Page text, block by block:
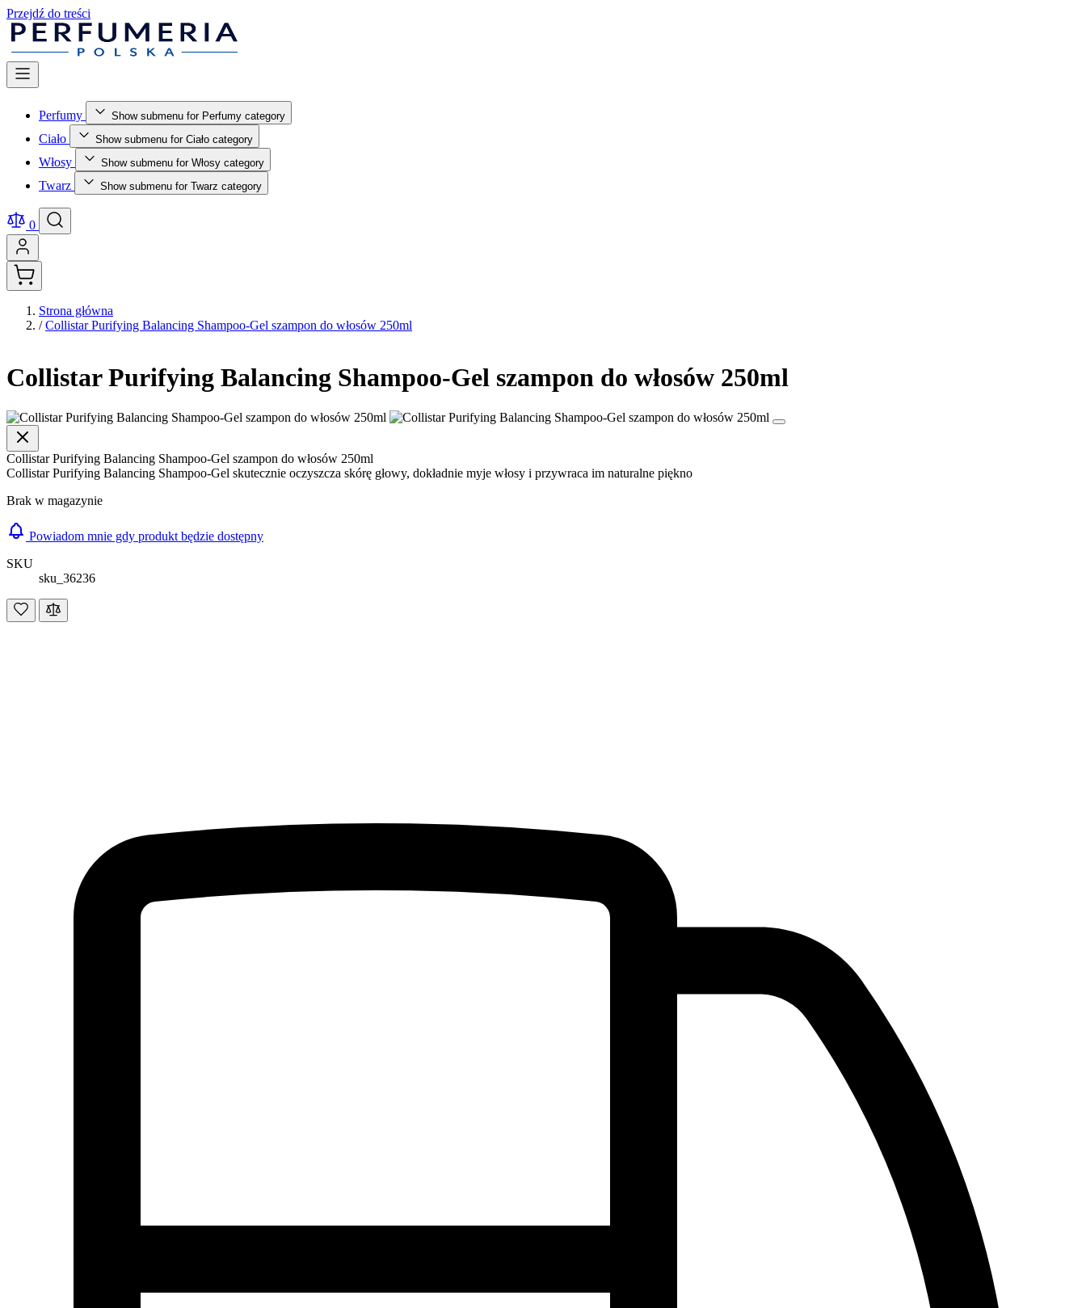
Przejdź do treści
Perfumy Show submenu for Perfumy category
Ciało Show submenu for Ciało category
Włosy Show submenu for Włosy category
Twarz Show submenu for Twarz category
0
Strona główna
/ Collistar Purifying Balancing Shampoo-Gel szampon do włosów 250ml
Collistar Purifying Balancing Shampoo-Gel szampon do włosów 250ml
Collistar Purifying Balancing Shampoo-Gel szampon do włosów 250ml
Collistar Purifying Balancing Shampoo-Gel skutecznie oczyszcza skórę głowy, dokładnie myje włosy i przywraca im naturalne piękno
Brak w magazynie
Powiadom mnie gdy produkt będzie dostępny
SKU
sku_36236